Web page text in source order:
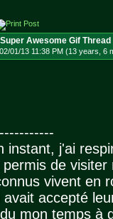
Awesome Gif Thread
02/01/13 11:38 PM (13 years, 6
instant, j'ai
permis de visiter
vivent en
avait accepté
mon temps à